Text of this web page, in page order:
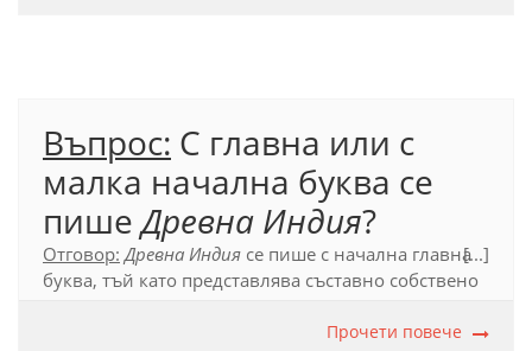
Въпрос: С главна или с
малка начална буква се
пишеДревна Индия?
Отговор: Древна Индия се пише с начална главна
буква, тъй като представлява съставно собствено
[...]
Прочети повече